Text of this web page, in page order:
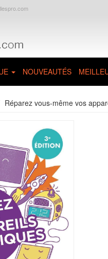
NOUVEAUTÉS
Réparez vous-même vos